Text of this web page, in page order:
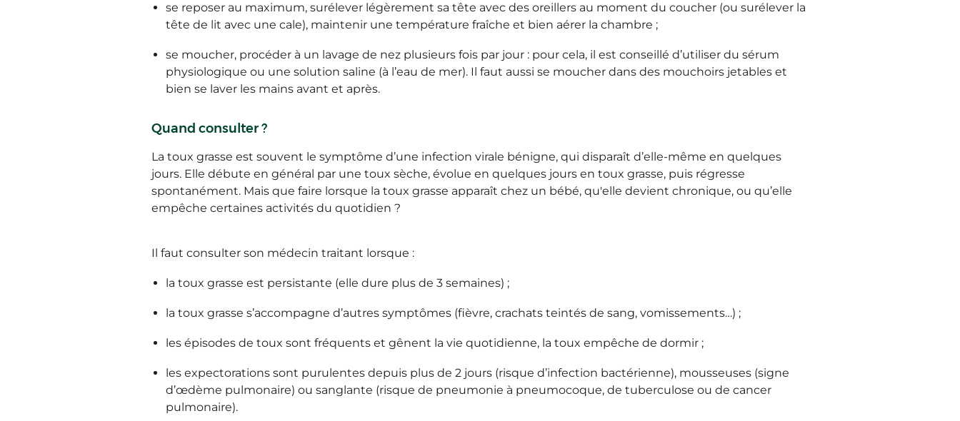
se reposer au maximum, surélever légèrement sa tête avec des oreillers au moment du coucher (ou surélever la
tête de lit avec une cale), maintenir une température fraîche et bien aérer la chambre ;
se moucher, procéder à un lavage de nez plusieurs fois par jour : pour cela, il est conseillé d’utiliser du sérum
physiologique ou une solution saline (à l’eau de mer). Il faut aussi se moucher dans des mouchoirs jetables et
bien se laver les mains avant et après.
Quand consulter ?
La toux grasse est souvent le symptôme d’une infection virale bénigne, qui disparaît d’elle-même en quelques
jours. Elle débute en général par une toux sèche, évolue en quelques jours en toux grasse, puis régresse
spontanément. Mais que faire lorsque la toux grasse apparaît chez un bébé, qu'elle devient chronique, ou qu’elle
empêche certaines activités du quotidien ?
Il faut consulter son médecin traitant lorsque :
la toux grasse est persistante (elle dure plus de 3 semaines) ;
la toux grasse s’accompagne d’autres symptômes (fièvre, crachats teintés de sang, vomissements…) ;
les épisodes de toux sont fréquents et gênent la vie quotidienne, la toux empêche de dormir ;
les expectorations sont purulentes depuis plus de 2 jours (risque d’infection bactérienne), mousseuses (signe
d’œdème pulmonaire) ou sanglante (risque de pneumonie à pneumocoque, de tuberculose ou de cancer
pulmonaire).